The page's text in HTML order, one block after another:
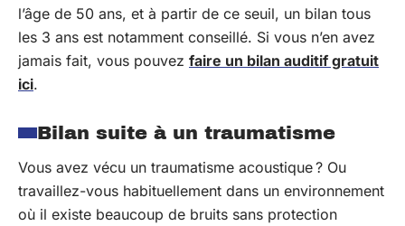
l’âge de 50 ans, et à partir de ce seuil, un bilan tous
les 3 ans est notamment conseillé. Si vous n’en avez
jamais fait, vous pouvez faire un bilan auditif gratuit
ici.
Bilan suite à un traumatisme
Vous avez vécu un traumatisme acoustique ? Ou
travaillez-vous habituellement dans un environnement
où il existe beaucoup de bruits sans protection